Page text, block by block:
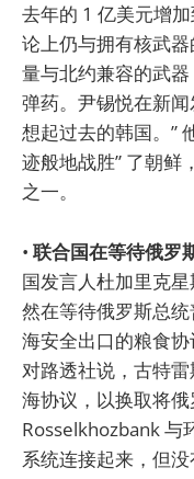
去年的 1 亿美元增
论上仍与拥有核武
量与北约兼容的武
弹药。尹锡悦在新
想起过去的韩国。”
迹般地战胜” 了朝鲜
之一。
• 联合国在等待俄罗
国发言人杜加里克
然在等待俄罗斯总
海安全出口的粮食
对路透社说，古特
海协议，以换取将
Rosselkhozbank 与
系统连接起来，但没